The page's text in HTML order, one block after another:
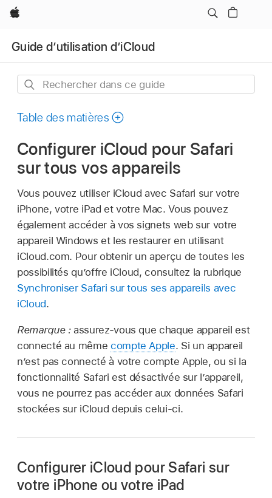
Apple
Guide d’utilisation d’iCloud
Rechercher
ce
Table des matières
Configurer iCloud pour Safari
sur tous vos appareils
Vous pouvez utiliser iCloud avec Safari sur votre
iPhone, votre iPad et votre Mac. Vous pouvez
également accéder à vos signets web sur votre
appareil Windows et les restaurer en utilisant
iCloud.com. Pour obtenir un aperçu de toutes les
possibilités qu’offre iCloud, consultez la rubrique
Synchroniser Safari sur tous ses appareils avec
iCloud.
Remarque :assurez-vous que chaque appareil est
connecté au même compte Apple. Si un appareil
n’est pas connecté à votre compte Apple, ou si la
fonctionnalité Safari est désactivée sur l’appareil,
vous ne pourrez pas accéder aux données Safari
stockées sur iCloud depuis celui-ci.
Configurer iCloud pour Safari sur
votre iPhone ou votre iPad